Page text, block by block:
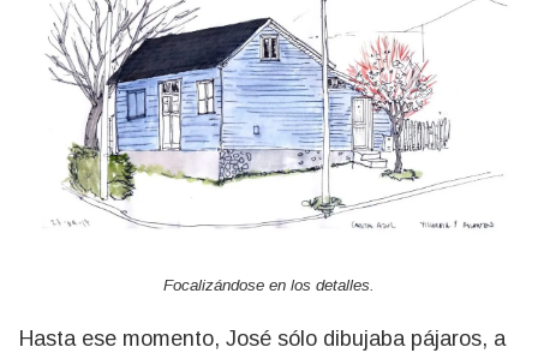
Focalizándose en los detalles.
Hasta ese momento, José sólo dibujaba pájaros, a